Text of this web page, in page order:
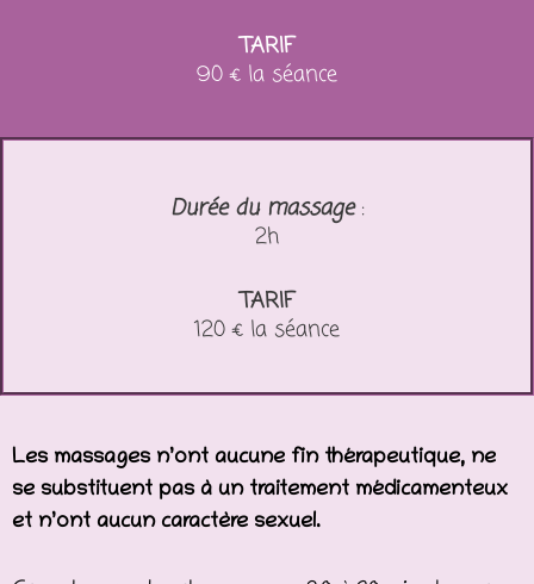
TARIF
90 € la séance
Durée du massage:
2h
TARIF
120 € la séance
Les massages n’ont aucune fin thérapeutique, ne
se substituent pas à un traitement médicamenteux
et n’ont aucun caractère sexuel.